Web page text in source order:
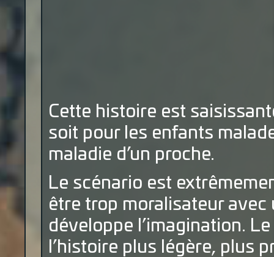
Cette histoire est
soit pour les enfants
maladie d’un proche.
Le scénario est
être trop moralisateur
développe l’imagination.
l’histoire plus légère, plus